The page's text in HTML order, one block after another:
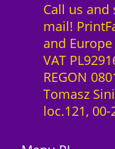
Call us and
mail!
and
VAT
REGON
Tomasz
loc.121,